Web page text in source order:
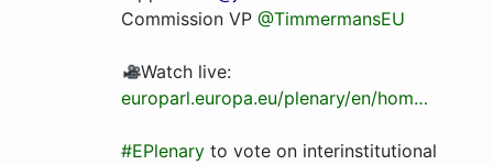
Commission VP @TimmermansEU
Watch live:
europarl.europa.eu/plenary/en/hom…
#EPlenary to vote on interinstitutional